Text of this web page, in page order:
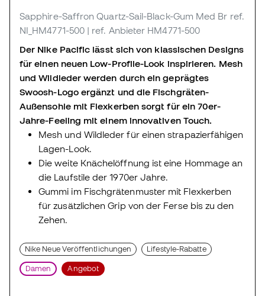
Sapphire-Saffron Quartz-Sail-Black-Gum Med Br ref.
NI_HM4771-500 | ref. Anbieter HM4771-500
Der Nike Pacific lässt sich von klassischen Designs
für einen neuen Low-Profile-Look inspirieren. Mesh
und Wildleder werden durch ein geprägtes
Swoosh-Logo ergänzt und die Fischgräten-
Außensohle mit Flexkerben sorgt für ein 70er-
Jahre-Feeling mit einem innovativen Touch.
Mesh und Wildleder für einen strapazierfähigen
Lagen-Look.
Die weite Knächelöffnung ist eine Hommage an
die Laufstile der 1970er Jahre.
Gummi im Fischgrätenmuster mit Flexkerben
für zusätzlichen Grip von der Ferse bis zu den
Zehen.
Nike Neue Veröffentlichungen Lifestyle-Rabatte
Damen Angebot